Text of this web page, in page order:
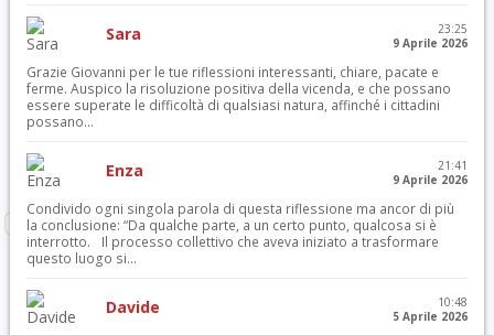
Sara
23:25
9 Aprile 2026
Grazie Giovanni per le tue riflessioni interessanti, chiare, pacate e
ferme. Auspico la risoluzione positiva della vicenda, e che possano
essere superate le difficoltà di qualsiasi natura, affinché i cittadini
possano...
Enza
21:41
9 Aprile 2026
Condivido ogni singola parola di questa riflessione ma ancor di più
la conclusione: “Da qualche parte, a un certo punto, qualcosa si è
interrotto. Il processo collettivo che aveva iniziato a trasformare
questo luogo si...
Davide
10:48
5 Aprile 2026